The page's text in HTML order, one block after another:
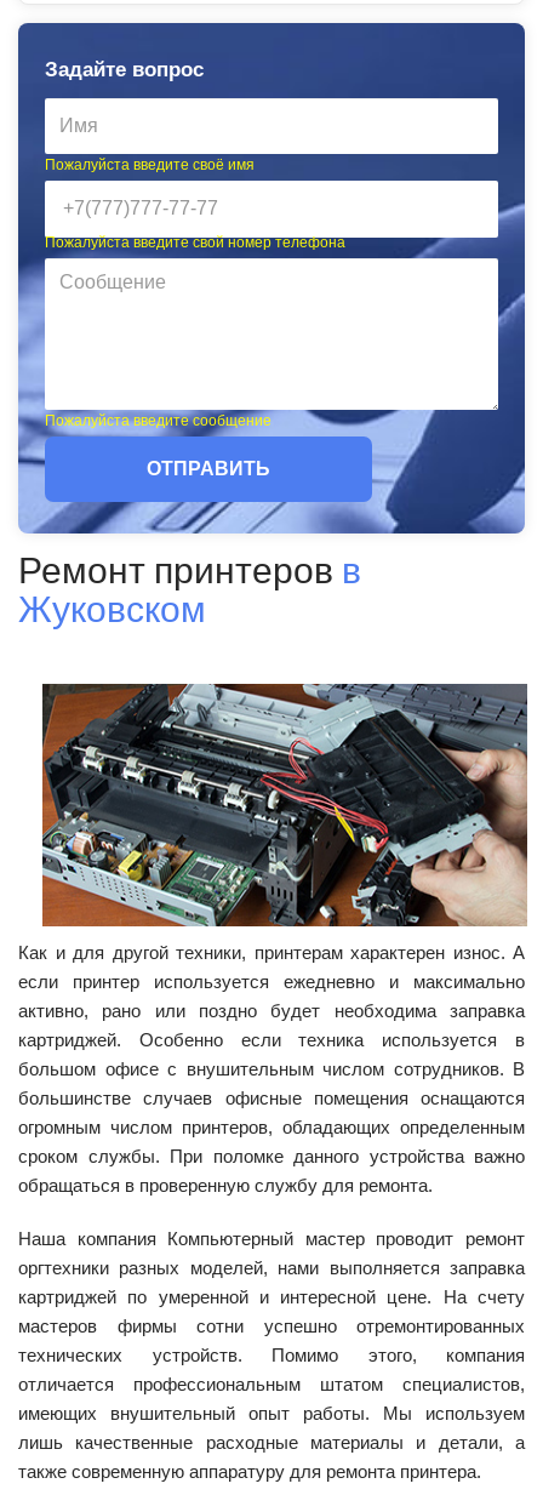
Задайте вопрос
Пожалуйста введите своё имя
Пожалуйста введите свой номер телефона
Пожалуйста введите сообщение
ОТПРАВИТЬ
Ремонт принтеров в
Жуковском
Как и для другой техники, принтерам характерен износ. А
если принтер используется ежедневно и максимально
активно, рано или поздно будет необходима заправка
картриджей. Особенно если техника используется в
большом офисе с внушительным числом сотрудников. В
большинстве случаев офисные помещения оснащаются
огромным числом принтеров, обладающих определенным
сроком службы. При поломке данного устройства важно
обращаться в проверенную службу для ремонта.
Наша компания Компьютерный мастер проводит ремонт
оргтехники разных моделей, нами выполняется заправка
картриджей по умеренной и интересной цене. На счету
мастеров фирмы сотни успешно отремонтированных
технических устройств. Помимо этого, компания
отличается профессиональным штатом специалистов,
имеющих внушительный опыт работы. Мы используем
лишь качественные расходные материалы и детали, а
также современную аппаратуру для ремонта принтера.